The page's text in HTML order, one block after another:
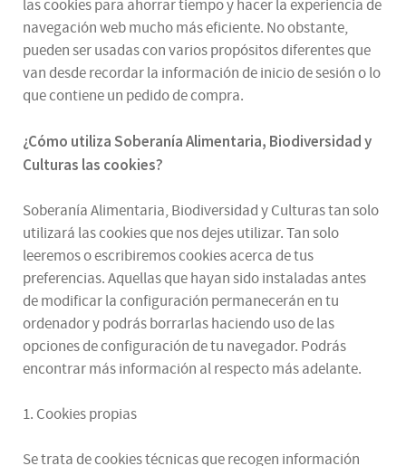
las cookies para ahorrar tiempo y hacer la experiencia de
navegación web mucho más eficiente. No obstante,
pueden ser usadas con varios propósitos diferentes que
van desde recordar la información de inicio de sesión o lo
que contiene un pedido de compra.
¿Cómo utilizaSoberanía Alimentaria, Biodiversidad y
Culturas las cookies?
Soberanía Alimentaria, Biodiversidad y Culturas tan solo
utilizará las cookies que nos dejes utilizar. Tan solo
leeremos o escribiremos cookies acerca de tus
preferencias. Aquellas que hayan sido instaladas antes
de modificar la configuración permanecerán en tu
ordenador y podrás borrarlas haciendo uso de las
opciones de configuración de tu navegador. Podrás
encontrar más información al respecto más adelante.
1. Cookies propias
Se trata de cookies técnicas que recogen información